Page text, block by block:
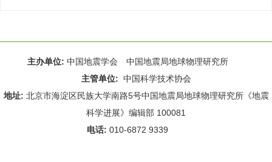
主办单位: 中国地震学会 中国地震局地球物理研究所
主管单位: 中国科学技术协会
地址: 北京市海淀区民族大学南路5号中国地震局地球物理研究所《地震
科学进展》编辑部 100081
电话: 010-6872 9339